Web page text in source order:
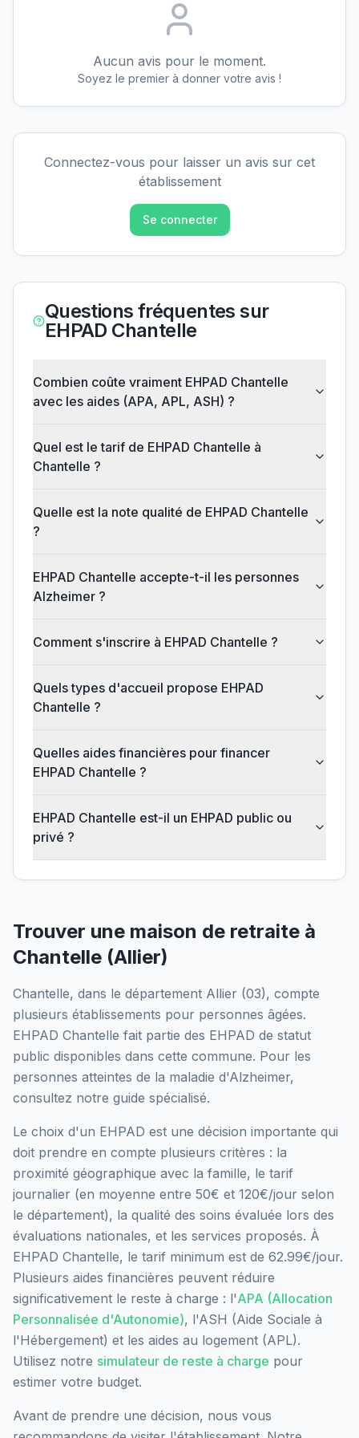
Aucun avis pour le moment.
Soyez le premier à donner votre avis !
Connectez-vous pour laisser un avis sur cet
établissement
Se connecter
Questions fréquentes sur
EHPAD Chantelle
Combien coûte vraiment EHPAD Chantelle
avec les aides (APA, APL, ASH) ?
Quel est le tarif de EHPAD Chantelle à
Chantelle ?
Quelle est la note qualité de EHPAD Chantelle
?
EHPAD Chantelle accepte-t-il les personnes
Alzheimer ?
Comment s'inscrire à EHPAD Chantelle ?
Quels types d'accueil propose EHPAD
Chantelle ?
Quelles aides financières pour financer
EHPAD Chantelle ?
EHPAD Chantelle est-il un EHPAD public ou
privé ?
Trouver une maison de retraite à
Chantelle (Allier)
Chantelle, dans le département Allier (03), compte
plusieurs établissements pour personnes âgées.
EHPAD Chantelle fait partie des EHPAD de statut
public disponibles dans cette commune. Pour les
personnes atteintes de la maladie d'Alzheimer,
consultez notre guide spécialisé.
Le choix d'un EHPAD est une décision importante qui
doit prendre en compte plusieurs critères : la
proximité géographique avec la famille, le tarif
journalier (en moyenne entre 50€ et 120€/jour selon
le département), la qualité des soins évaluée lors des
évaluations nationales, et les services proposés. À
EHPAD Chantelle, le tarif minimum est de 62.99€/jour.
Plusieurs aides financières peuvent réduire
significativement le reste à charge : l'APA (Allocation
Personnalisée d'Autonomie), l'ASH (Aide Sociale à
l'Hébergement) et les aides au logement (APL).
Utilisez notre simulateur de reste à charge pour
estimer votre budget.
Avant de prendre une décision, nous vous